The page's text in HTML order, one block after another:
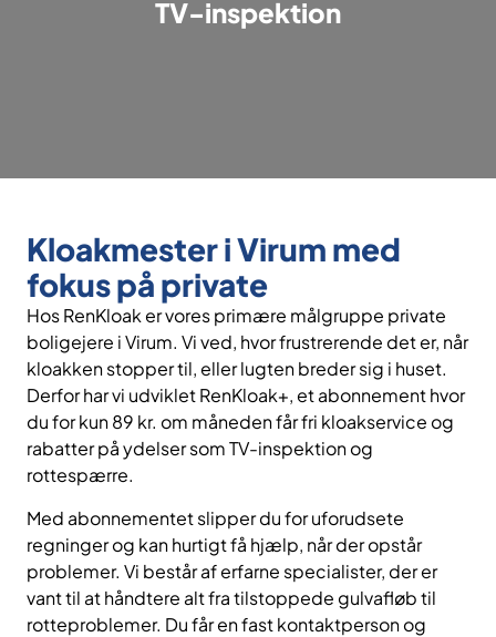
TV-inspektion
Kloakmester i Virum med
fokus på private
Hos RenKloak er vores primære målgruppe private
boligejere i Virum. Vi ved, hvor frustrerende det er, når
kloakken stopper til, eller lugten breder sig i huset.
Derfor har vi udviklet RenKloak+, et abonnement hvor
du for kun 89 kr. om måneden får fri kloakservice og
rabatter på ydelser som TV-inspektion og
rottespærre.
Med abonnementet slipper du for uforudsete
regninger og kan hurtigt få hjælp, når der opstår
problemer. Vi består af erfarne specialister, der er
vant til at håndtere alt fra tilstoppede gulvafløb til
rotteproblemer. Du får en fast kontaktperson og